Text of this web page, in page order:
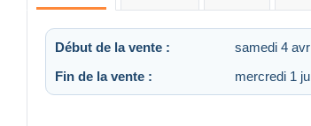
Début de la vente : samedi 4
Fin de la vente :
mercredi 1